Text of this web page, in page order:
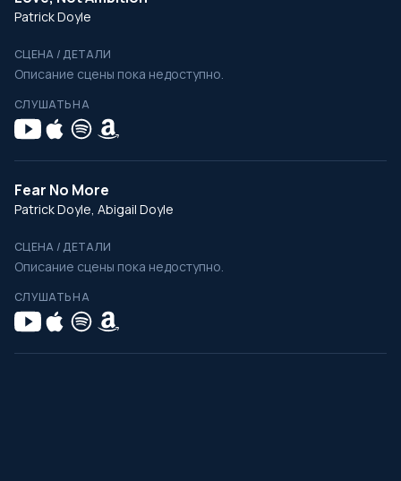
Patrick Doyle
СЦЕНА / ДЕТАЛИ
Описание сцены пока недоступно.
СЛУШАТЬ НА
Fear No More
Patrick Doyle, Abigail Doyle
СЦЕНА / ДЕТАЛИ
Описание сцены пока недоступно.
СЛУШАТЬ НА